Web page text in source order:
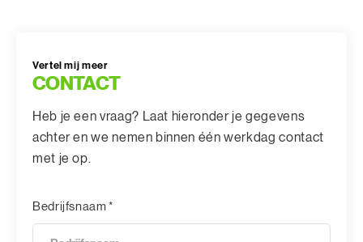
Vertel mij meer
CONTACT
Heb je een vraag? Laat hieronder je gegevens
achter en we nemen binnen één werkdag contact
met je op.
Bedrijfsnaam *